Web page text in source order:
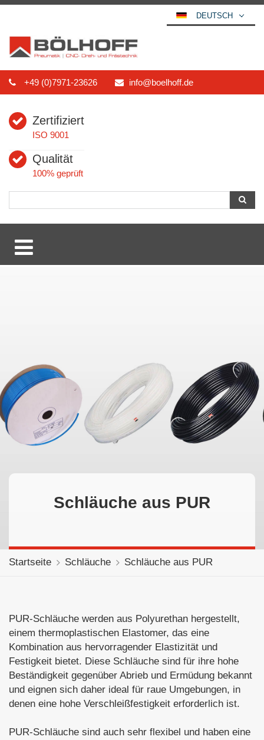
+49 (0)7971-23626 info@boelhoff.de
DEUTSCH
POLSKI
MAGYAR
Zertifiziert
ISO 9001
Qualität
100% geprüft
Schläuche aus PUR
Startseite Schläuche Schläuche aus PUR
PUR-Schläuche werden aus Polyurethan hergestellt,
einem thermoplastischen Elastomer, das eine
Kombination aus hervorragender Elastizität und
Festigkeit bietet. Diese Schläuche sind für ihre hohe
Beständigkeit gegenüber Abrieb und Ermüdung bekannt
und eignen sich daher ideal für raue Umgebungen, in
denen eine hohe Verschleißfestigkeit erforderlich ist.
PUR-Schläuche sind auch sehr flexibel und haben eine